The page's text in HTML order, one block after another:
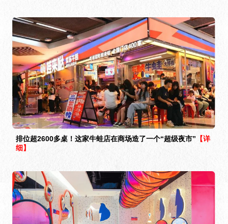
排位超2600多桌！这家牛蛙店在商场造了一个“超级夜市” 【详
细】